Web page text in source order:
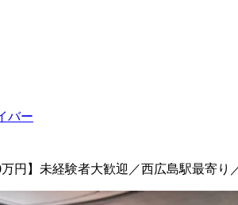
バー
万円】未経験者大歓迎／西広島駅最寄